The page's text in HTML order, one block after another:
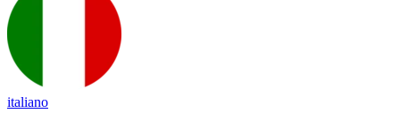
italiano